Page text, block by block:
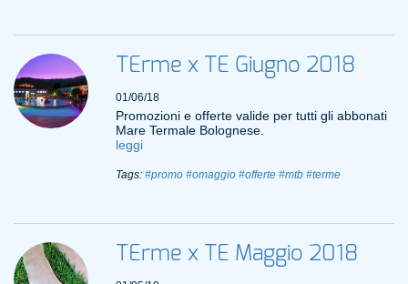
TErme x TE Giugno 2018
01/06/18
Promozioni e offerte valide per tutti gli abbonati
Mare Termale Bolognese.
leggi
Tags: #promo #omaggio #offerte #mtb #terme
TErme x TE Maggio 2018